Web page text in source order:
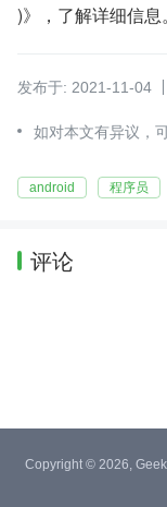
)》，了解详细信息。
发布于: 2021-11-04
如对本文有异议，
android 程序员
评论
Copyright © 2026,